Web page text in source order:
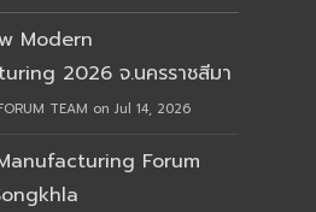
Modern
2026 จ.นครราชสีมา
TEAM on Jul 14, 2026
Forum